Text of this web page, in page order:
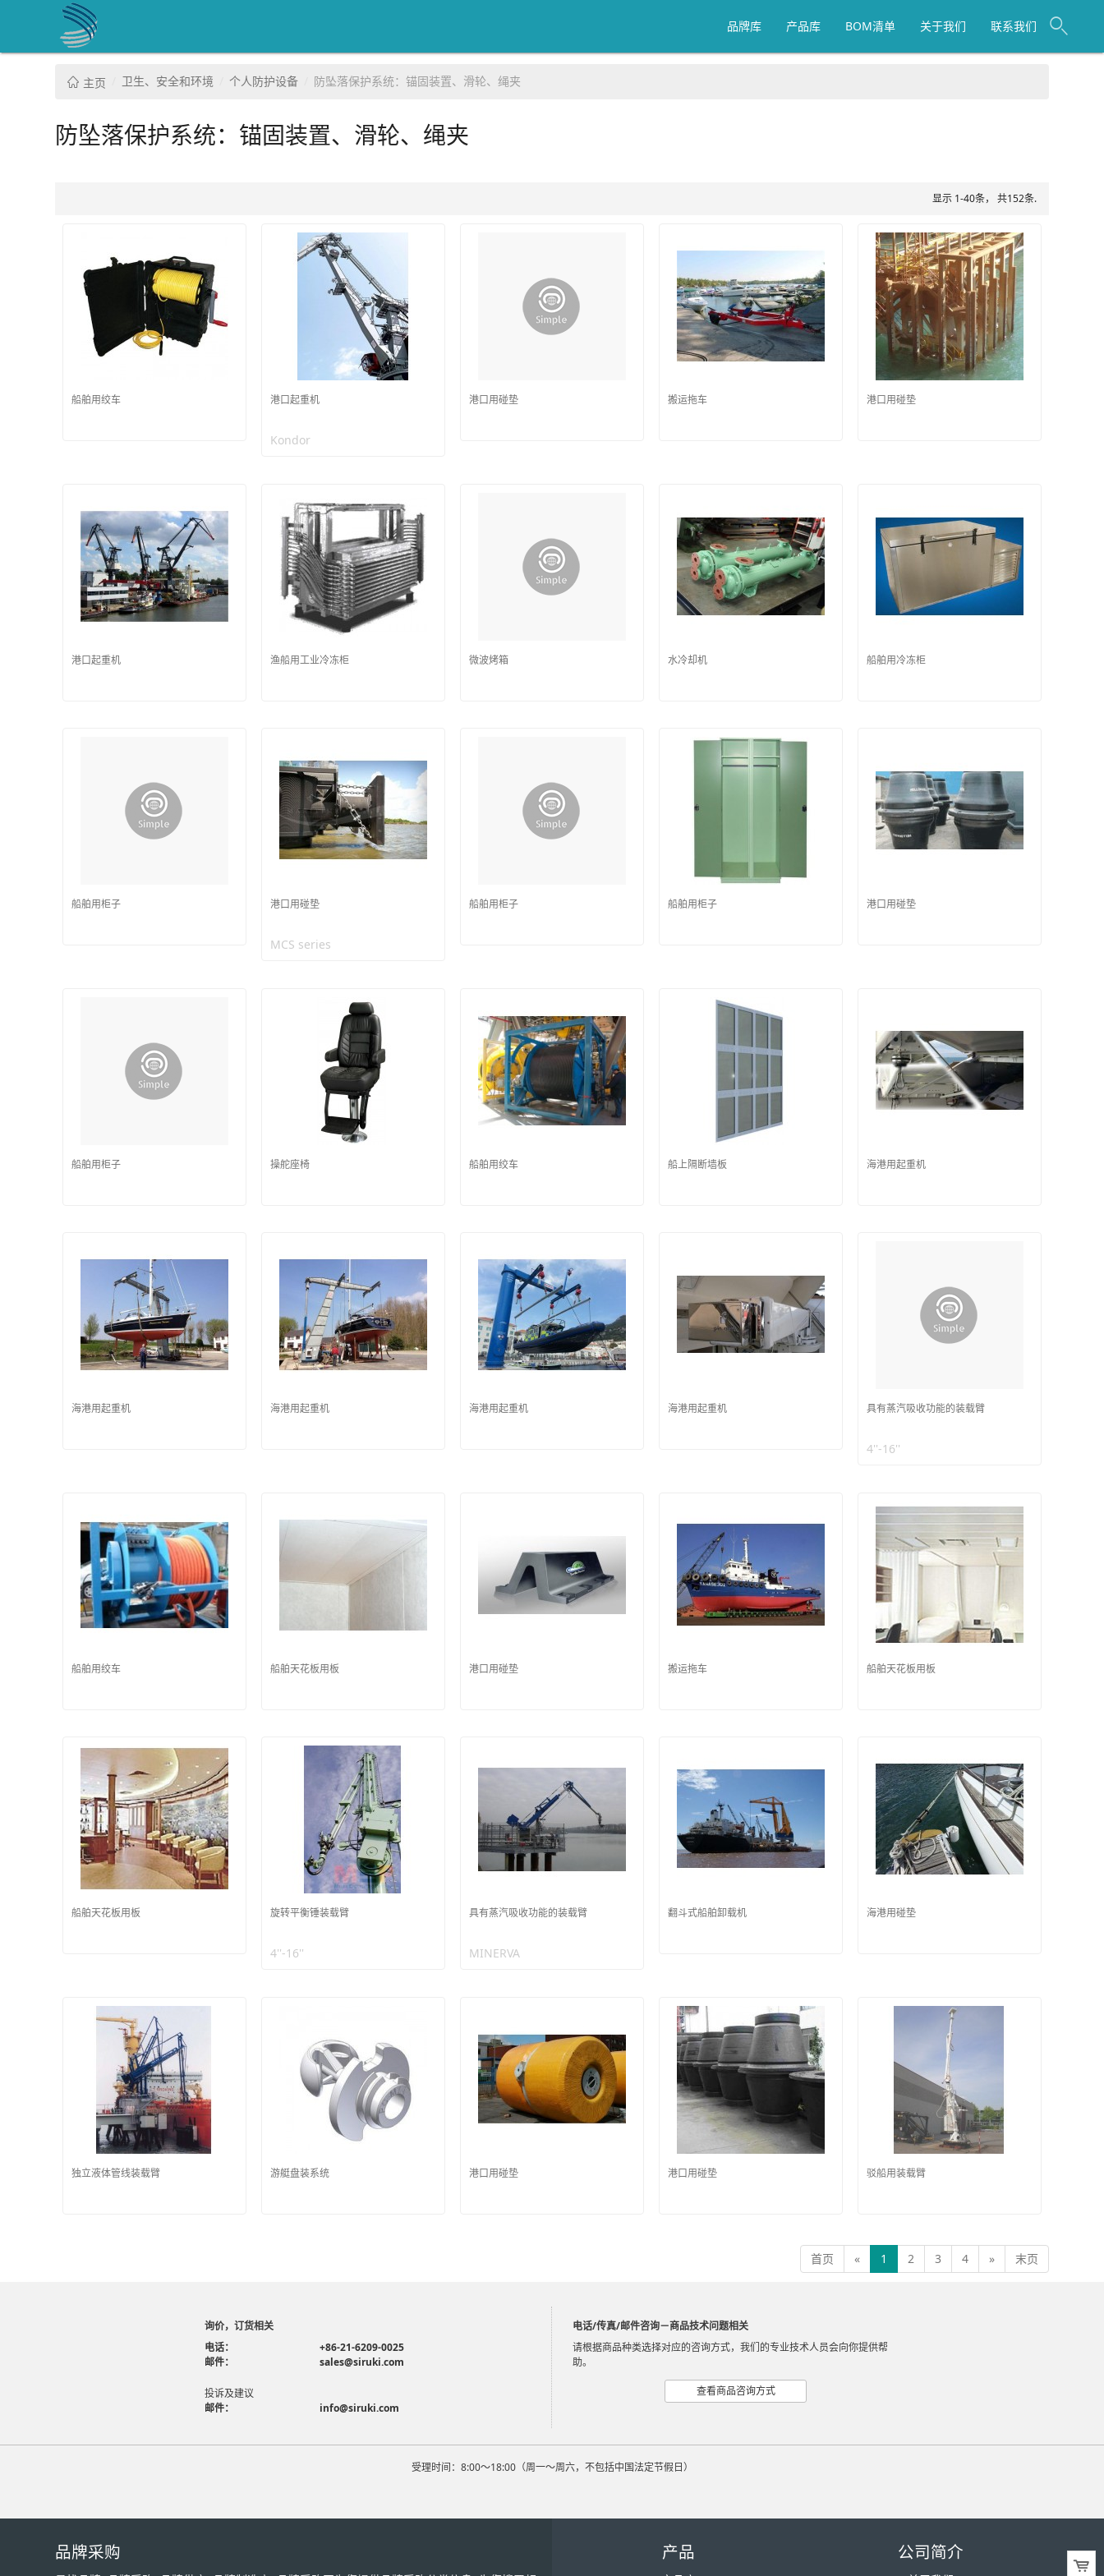
品牌库 产品库 BOM清单 关于我们 联系我们
主页 卫生、安全和环境 个人防护设备 防坠落保护系统：锚固装置、滑轮、绳夹
防坠落保护系统：锚固装置、滑轮、绳夹
显示 1-40条， 共152条.
船舶用绞车 港口起重机
Kondor
港口用碰垫 搬运拖车 港口用碰垫
港口起重机 渔船用工业冷冻柜 微波烤箱 水冷却机 船舶用冷冻柜
船舶用柜子 港口用碰垫
MCS series
船舶用柜子 船舶用柜子 港口用碰垫
船舶用柜子 操舵座椅 船舶用绞车 船上隔断墙板 海港用起重机
海港用起重机 海港用起重机 海港用起重机 海港用起重机 具有蒸汽吸收功能的装载臂
4''-16''
船舶用绞车 船舶天花板用板 港口用碰垫 搬运拖车 船舶天花板用板
船舶天花板用板 旋转平衡锤装载臂
4''-16''
具有蒸汽吸收功能的装载臂
MINERVA
翻斗式船舶卸载机 海港用碰垫
独立液体管线装载臂 游艇盘装系统 港口用碰垫 港口用碰垫 驳船用装载臂
首页 « 1 2 3 4 » 末页
询价，订货相关
电话：
+86-21-6209-0025
邮件：
sales@siruki.com
投诉及建议
邮件：
info@siruki.com
电话/传真/邮件咨询－商品技术问题相关
请根据商品种类选择对应的咨询方式，我们的专业技术人员会向你提供帮
助。
查看商品咨询方式
受理时间：8:00～18:00（周一～周六，不包括中国法定节假日）
品牌采购 产品 公司简介